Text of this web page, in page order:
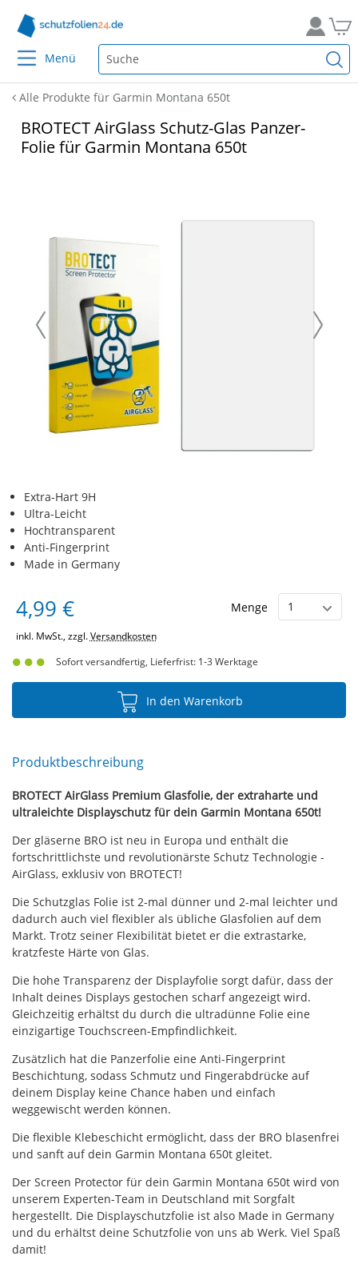
Menü
Alle Produkte für Garmin Montana 650t
BROTECT AirGlass Schutz-Glas Panzer-
Folie für Garmin Montana 650t
Extra-Hart 9H
Ultra-Leicht
Hochtransparent
Anti-Fingerprint
Made in Germany
4,99 € Menge
inkl. MwSt., zzgl.Versandkosten
Sofort versandfertig, Lieferfrist: 1-3 Werktage
In den Warenkorb
Produktbeschreibung
BROTECT AirGlass Premium Glasfolie, der extraharte und
ultraleichte Displayschutz für dein Garmin Montana 650t!
Der gläserne BRO ist neu in Europa und enthält die
fortschrittlichste und revolutionärste Schutz Technologie -
AirGlass, exklusiv von BROTECT!
Die Schutzglas Folie ist 2-mal dünner und 2-mal leichter und
dadurch auch viel flexibler als übliche Glasfolien auf dem
Markt. Trotz seiner Flexibilität bietet er die extrastarke,
kratzfeste Härte von Glas.
Die hohe Transparenz der Displayfolie sorgt dafür, dass der
Inhalt deines Displays gestochen scharf angezeigt wird.
Gleichzeitig erhältst du durch die ultradünne Folie eine
einzigartige Touchscreen-Empfindlichkeit.
Zusätzlich hat die Panzerfolie eine Anti-Fingerprint
Beschichtung, sodass Schmutz und Fingerabdrücke auf
deinem Display keine Chance haben und einfach
weggewischt werden können.
Die flexible Klebeschicht ermöglicht, dass der BRO blasenfrei
und sanft auf dein Garmin Montana 650t gleitet.
Der Screen Protector für dein Garmin Montana 650t wird von
unserem Experten-Team in Deutschland mit Sorgfalt
hergestellt. Die Displayschutzfolie ist also Made in Germany
und du erhältst deine Schutzfolie von uns ab Werk. Viel Spaß
damit!